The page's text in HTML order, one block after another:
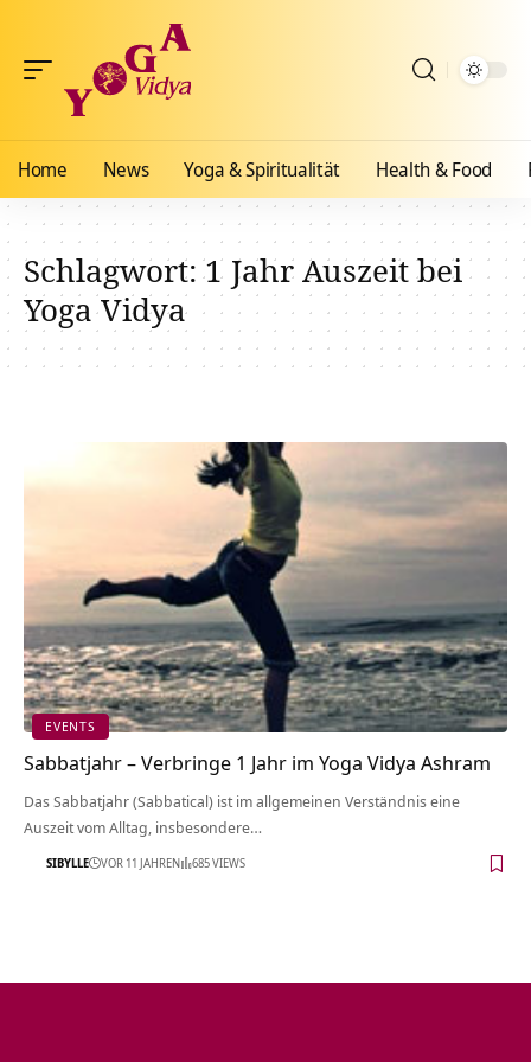
Home News Yoga & Spiritualität Health & Food
Schlagwort:1 Jahr Auszeit bei
Yoga Vidya
EVENTS
Sabbatjahr – Verbringe 1 Jahr im Yoga Vidya Ashram
Das Sabbatjahr (Sabbatical) ist im allgemeinen Verständnis eine
Auszeit vom Alltag, insbesondere…
SIBYLLE VOR 11 JAHREN 685 VIEWS